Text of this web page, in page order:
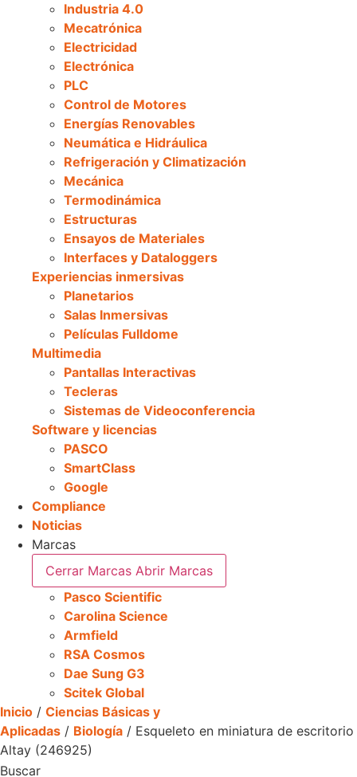
Industria 4.0
Mecatrónica
Electricidad
Electrónica
PLC
Control de Motores
Energías Renovables
Neumática e Hidráulica
Refrigeración y Climatización
Mecánica
Termodinámica
Estructuras
Ensayos de Materiales
Interfaces y Dataloggers
Experiencias inmersivas
Planetarios
Salas Inmersivas
Películas Fulldome
Multimedia
Pantallas Interactivas
Tecleras
Sistemas de Videoconferencia
Software y licencias
PASCO
SmartClass
Google
Compliance
Noticias
Marcas
Cerrar Marcas Abrir Marcas
Pasco Scientific
Carolina Science
Armfield
RSA Cosmos
Dae Sung G3
Scitek Global
Inicio / Ciencias Básicas y
Aplicadas / Biología / Esqueleto en miniatura de escritorio
Altay (246925)
Buscar